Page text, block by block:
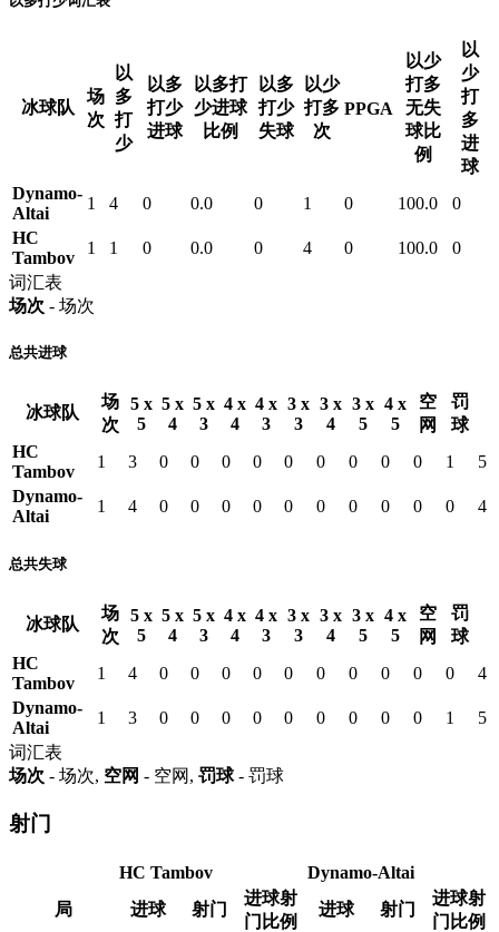
冰球队
场
次
以
多
打
少
以多
打少
进球
以多打
少进球
比例
以多
打少
失球
以少
打多
次
PPGA
以少
打多
无失
球比
例
以
少
打
多
进
球
Dynamo-
Altai
1 4 0 0.0 0 1 0 100.0
0
HC
Tambov
1 1 0 0.0 0 4 0 100.0
0
词汇表
场次 - 场次
总共进球
冰球队
场
次
5 x
5
5 x
4
5 x
3
4 x
4
4 x
3
3 x
3
3 x
4
3 x
5
4 x
5
空
网
罚
球
HC
Tambov
1 3 0 0 0 0 0 0 0 0 0 1
5
Dynamo-
Altai
1 4 0 0 0 0 0 0 0 0 0 0 4
总共失球
冰球队
场
次
5 x
5
5 x
4
5 x
3
4 x
4
4 x
3
3 x
3
3 x
4
3 x
5
4 x
5
空
网
罚
球
HC
Tambov
1 4 0 0 0 0 0 0 0 0 0 0
4
Dynamo-
Altai
1 3 0 0 0 0 0 0 0 0 0 1
5
词汇表
场次 - 场次, 空网 - 空网, 罚球- 罚球
射门
HC Tambov
Dynamo-Altai
局
进球 射门
进球射
门比例
进球 射门
进球射
门比例